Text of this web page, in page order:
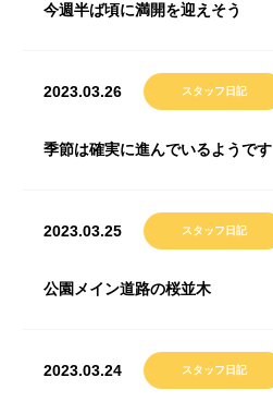
今週半ば頃に満開を迎えそう
2023.03.26 スタッフ日記
季節は確実に進んでいるようです
2023.03.25 スタッフ日記
公園メイン道路の桜並木
2023.03.24 スタッフ日記